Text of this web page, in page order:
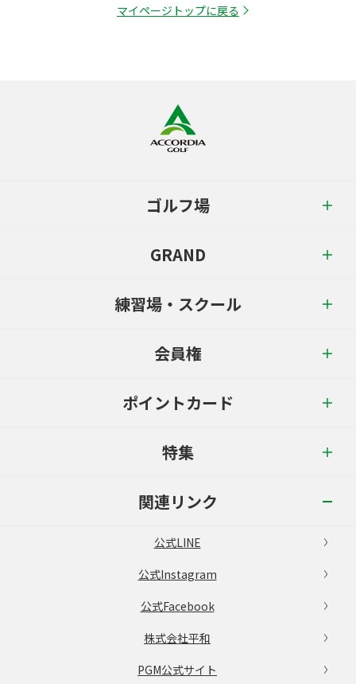
マイページトップに戻る
ゴルフ場
GRAND
練習場・スクール
会員権
ポイントカード
特集
関連リンク
公式LINE
公式Instagram
公式Facebook
株式会社平和
PGM公式サイト